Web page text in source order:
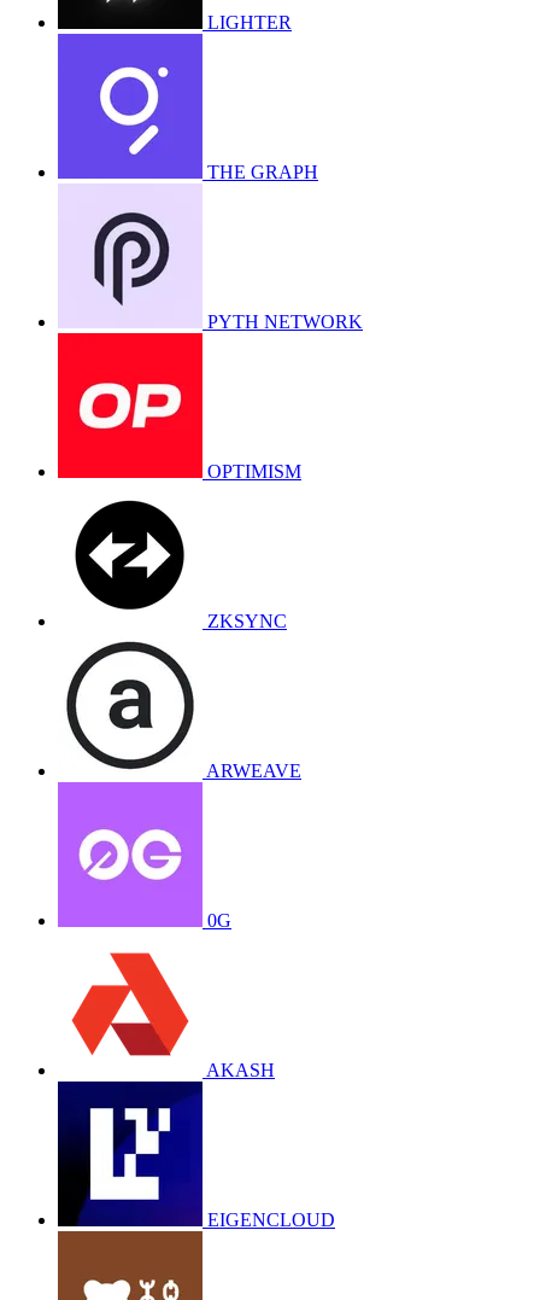
LIGHTER
THE GRAPH
PYTH NETWORK
OPTIMISM
ZKSYNC
ARWEAVE
0G
AKASH
EIGENCLOUD